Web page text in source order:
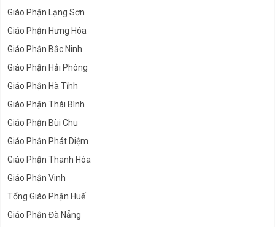
Giáo Phận Lạng Sơn
Giáo Phận Hưng Hóa
Giáo Phận Bắc Ninh
Giáo Phận Hải Phòng
Giáo Phận Hà Tĩnh
Giáo Phận Thái Bình
Giáo Phận Bùi Chu
Giáo Phận Phát Diệm
Giáo Phận Thanh Hóa
Giáo Phận Vinh
Tổng Giáo Phận Huế
Giáo Phận Đà Nẵng